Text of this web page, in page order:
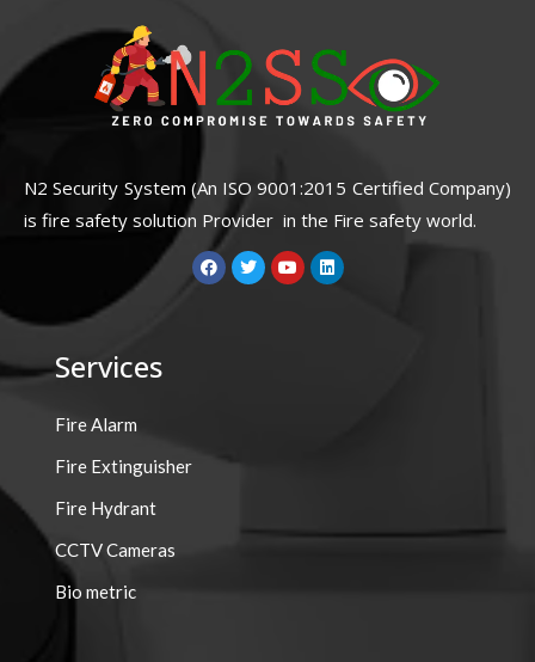
N2 Security System (An ISO 9001:2015 Certified Company)
is fire safety solution Provider in the Fire safety world.
F
a
c
T
w
i
Y
o
u
L
i
n
Services
Fire Alarm
Fire Extinguisher
Fire Hydrant
CCTV Cameras
Bio metric